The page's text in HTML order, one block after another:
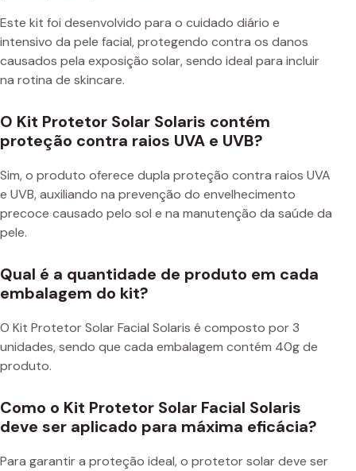
Este kit foi desenvolvido para o cuidado diário e
intensivo da pele facial, protegendo contra os danos
causados pela exposição solar, sendo ideal para incluir
na rotina de skincare.
O Kit Protetor Solar Solaris contém
proteção contra raios UVA e UVB?
Sim, o produto oferece dupla proteção contra raios UVA
e UVB, auxiliando na prevenção do envelhecimento
precoce causado pelo sol e na manutenção da saúde da
pele.
Qual é a quantidade de produto em cada
embalagem do kit?
O Kit Protetor Solar Facial Solaris é composto por 3
unidades, sendo que cada embalagem contém 40g de
produto.
Como o Kit Protetor Solar Facial Solaris
deve ser aplicado para máxima eficácia?
Para garantir a proteção ideal, o protetor solar deve ser